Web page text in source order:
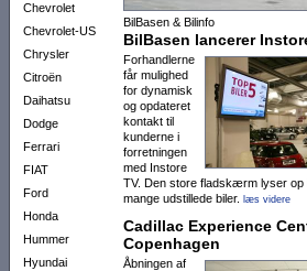
Chevrolet
Chevrolet-US
Chrysler
Citroën
Daihatsu
Dodge
Ferrari
FIAT
Ford
Honda
Hummer
Hyundai
BilBasen & Bilinfo
BilBasen lancerer
Forhand­lerne
får mu­lig­hed
for dyna­misk
og opdateret
kontakt til
kun­derne i
forretnin­gen
med Instore
TV. Den sto­re fladskærm lyser op
mange ud­stil­lede biler.
læs videre
Cadillac Experi­ence
Copenhagen
Åbningen af